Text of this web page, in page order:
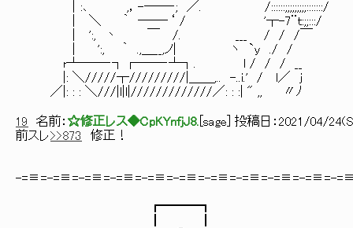
│:､ ,，-――‐; ／. /::::::;;;;;;;;;:::::::/
│ ＼ ｀ ――‐‘ / '┬-7¨ｔ:;;:::/
│ ':, 丶 ￣ /. ___ / / /￣ 【 手
│ ':, ｀ .,＿__,ノ| ヽ `y ./ /
r┴――‐┐┌――‐┴┐. l / / / __
|: ＼/////┬/////////|＿＿,.. -..i.' / l／ j
／|: : : ＼///|l|l|/////////////／: : :| " ,, 〃ﾉ
19 名前： ☆修正レス◆CpKYnfjJ8. sage ] 投稿日： 2021/04/
前スレ>>873 修正！
-=≡=-=≡=-=≡=-=≡=-=≡=-=≡=-=≡=-=≡=-=≡=-=≡=-
┏━━━┓